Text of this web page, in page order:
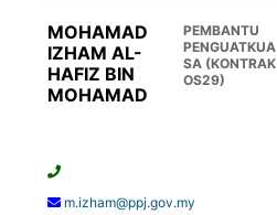
MOHAMAD
IZHAM AL-
HAFIZ BIN
MOHAMAD
PEMBANTU
PENGUATKUA
SA (KONTRAK
OS29)
m.izham@ppj.gov.my